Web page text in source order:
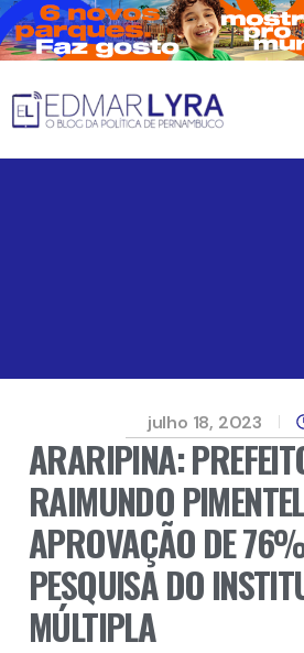
julho 18, 2023
ARARIPINA:
RAIMUNDO
APROVAÇÃO DE
PESQUISA DO
MÚLTIPLA